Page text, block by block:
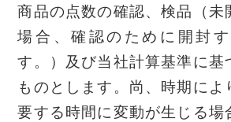
商品の点数の確認、検品（未
場合、確認のために開封
す。）及び当社計算基準に基
ものとします。尚、時期によ
要する時間に変動が生じる場